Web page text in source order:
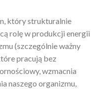
który strukturalnie
rolę w produkcji energii
(szczególnie ważny
pracują bez
wzmacnia
naszego organizmu,